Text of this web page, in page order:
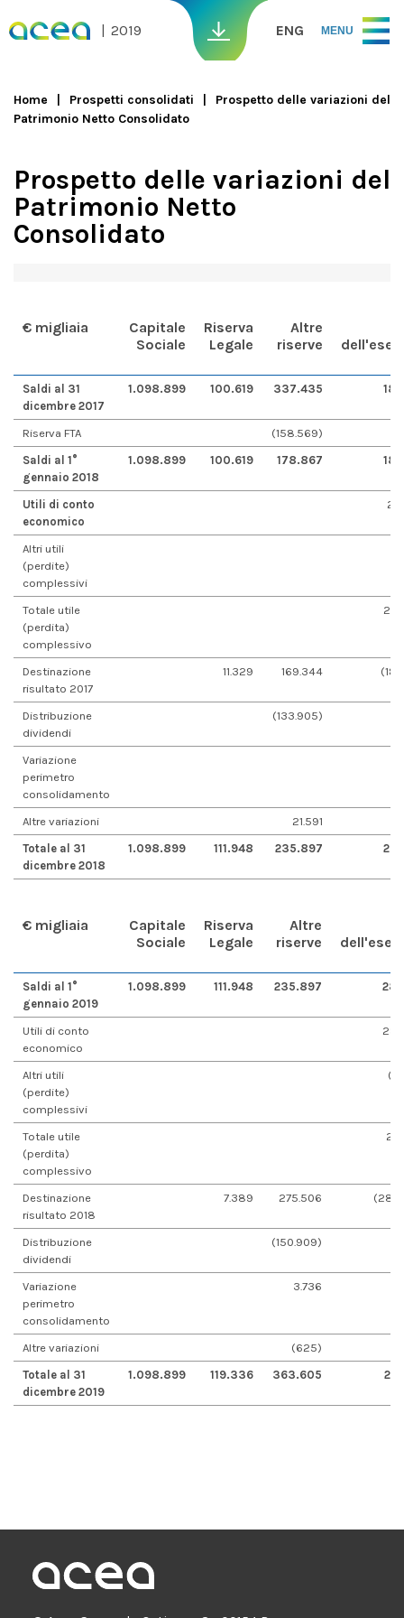
2019 ENG MENU
Home Prospetti consolidati
Prospetto delle variazioni del
Patrimonio Netto Consolidato
Prospetto delle variazioni del
Patrimonio Netto
Consolidato
€ migliaia
Capitale
Sociale
Riserva
Legale
Altre
riserve
Saldi al 31
dicembre 2017
1.098.899 100.619 337.435
Riserva FTA
(158.569)
Saldi al 1°
gennaio 2018
1.098.899 100.619 178.867
Utili di conto
economico
Altri utili
(perdite)
complessivi
Totale utile
(perdita)
complessivo
Destinazione
risultato 2017
11.329 169.344
Distribuzione
dividendi
(133.905)
Variazione
perimetro
consolidamento
Altre variazioni
21.591
Totale al 31
dicembre 2018
1.098.899 111.948 235.897
€ migliaia
Capitale
Sociale
Riserva
Legale
Altre
riserve
Saldi al 1°
gennaio 2019
1.098.899 111.948 235.897
Utili di conto
economico
Altri utili
(perdite)
complessivi
Totale utile
(perdita)
complessivo
Destinazione
risultato 2018
7.389 275.506
Distribuzione
dividendi
(150.909)
Variazione
perimetro
consolidamento
3.736
Altre variazioni
(625)
Totale al 31
dicembre 2019
1.098.899 119.336 363.605